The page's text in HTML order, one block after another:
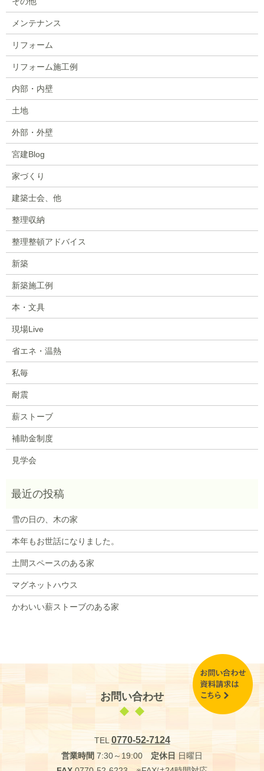
メンテナンス
リフォーム
リフォーム施工例
内部・内壁
土地
外部・外壁
宮建Blog
家づくり
建築士会、他
整理収納
整理整頓アドバイス
新築
新築施工例
本・文具
現場Live
省エネ・温熱
私毎
耐震
薪ストーブ
補助金制度
見学会
雪の日の、木の家
本年もお世話になりました。
土間スペースのある家
マグネットハウス
かわいい薪ストーブのある家
お問い合わせ
TEL0770-52-7124
営業時間 7:30～19:00 定休日 日曜日